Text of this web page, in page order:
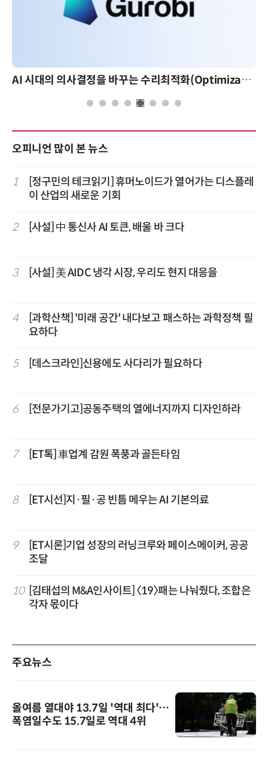
AI 시대의 의사결정을 바꾸는 수리최적화(Optimization): 실제 산업 적용 사례와 활용 전략
오피니언 많이 본 뉴스
1
[정구민의 테크읽기] 휴머노이드가 열어가는 디스플레
이 산업의 새로운 기회
2 [사설] 中 통신사 AI 토큰, 배울 바 크다
3 [사설] 美 AIDC 냉각 시장, 우리도 현지 대응을
4
[과학산책] '미래 공간' 내다보고 패스하는 과학정책 필
요하다
5 [데스크라인]신용에도 사다리가 필요하다
6 [전문가기고]공동주택의 열에너지까지 디자인하라
7 [ET톡] 車업계 감원 폭풍과 골든타임
8 [ET시선]지·필·공 빈틈 메우는 AI 기본의료
9
[ET시론]기업 성장의 러닝크루와 페이스메이커, 공공
조달
10 [김태섭의 M&A인사이트] 〈19〉패는 나눠줬다, 조합은
각자 몫이다
주요뉴스
올여름 열대야 13.7일 '역대 최다'…
폭염일수도 15.7일로 역대 4위